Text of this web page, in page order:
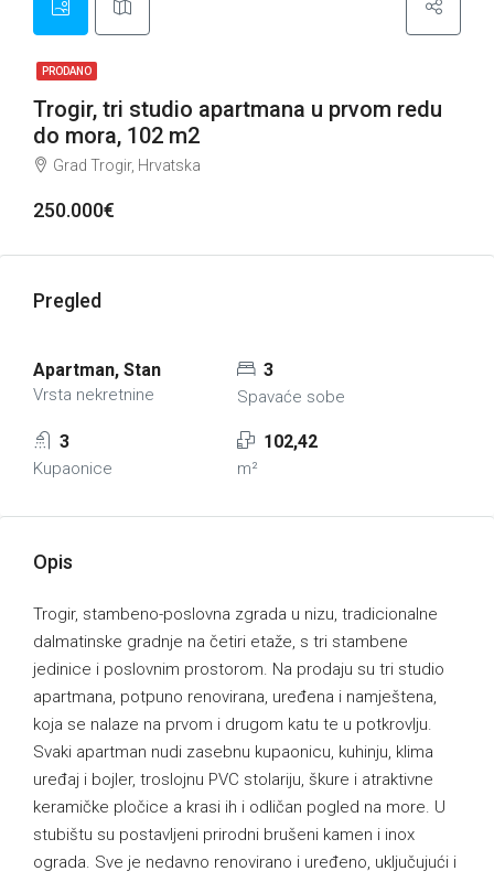
PRODANO
Trogir, tri studio apartmana u prvom redu
do mora, 102 m2
Grad Trogir, Hrvatska
250.000€
Pregled
Apartman, Stan
Vrsta nekretnine
3
Spavaće sobe
3
Kupaonice
102,42
m²
Opis
Trogir, stambeno-poslovna zgrada u nizu, tradicionalne
dalmatinske gradnje na četiri etaže, s tri stambene
jedinice i poslovnim prostorom. Na prodaju su tri studio
apartmana, potpuno renovirana, uređena i namještena,
koja se nalaze na prvom i drugom katu te u potkrovlju.
Svaki apartman nudi zasebnu kupaonicu, kuhinju, klima
uređaj i bojler, troslojnu PVC stolariju, škure i atraktivne
keramičke pločice a krasi ih i odličan pogled na more. U
stubištu su postavljeni prirodni brušeni kamen i inox
ograda. Sve je nedavno renovirano i uređeno, uključujući i